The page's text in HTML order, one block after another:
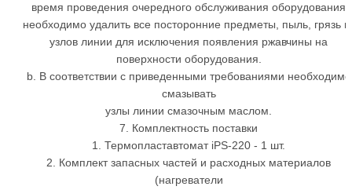
время проведения очередного обслуживания оборудования
необходимо удалить все посторонние предметы, пыль, грязь
узлов линии для исключения появления ржавчины на
поверхности оборудования.
b. В соответствии с приведенными требованиями необходимо
смазывать
узлы линии смазочным маслом.
7. Комплектность поставки
1. Термопластавтомат iPS-220 - 1 шт.
2. Комплект запасных частей и расходных материалов
(нагреватели